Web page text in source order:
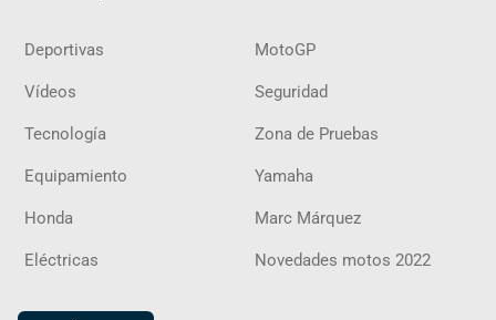
Deportivas MotoGP
Vídeos Seguridad
Tecnología Zona de Pruebas
Equipamiento Yamaha
Honda Marc Márquez
Eléctricas Novedades motos 2022